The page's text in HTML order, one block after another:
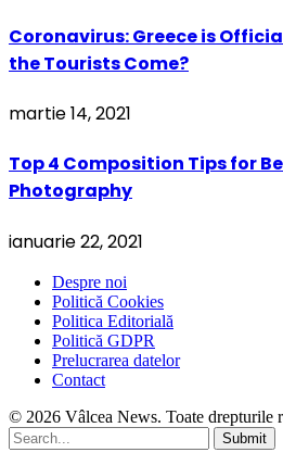
Coronavirus: Greece is
the Tourists Come?
martie 14, 2021
Top 4 Composition Tips for
Photography
ianuarie 22, 2021
Despre noi
Politică Cookies
Politica Editorială
Politică GDPR
Prelucrarea datelor
Contact
© 2026 Vâlcea News. Toate drepturile
Submit